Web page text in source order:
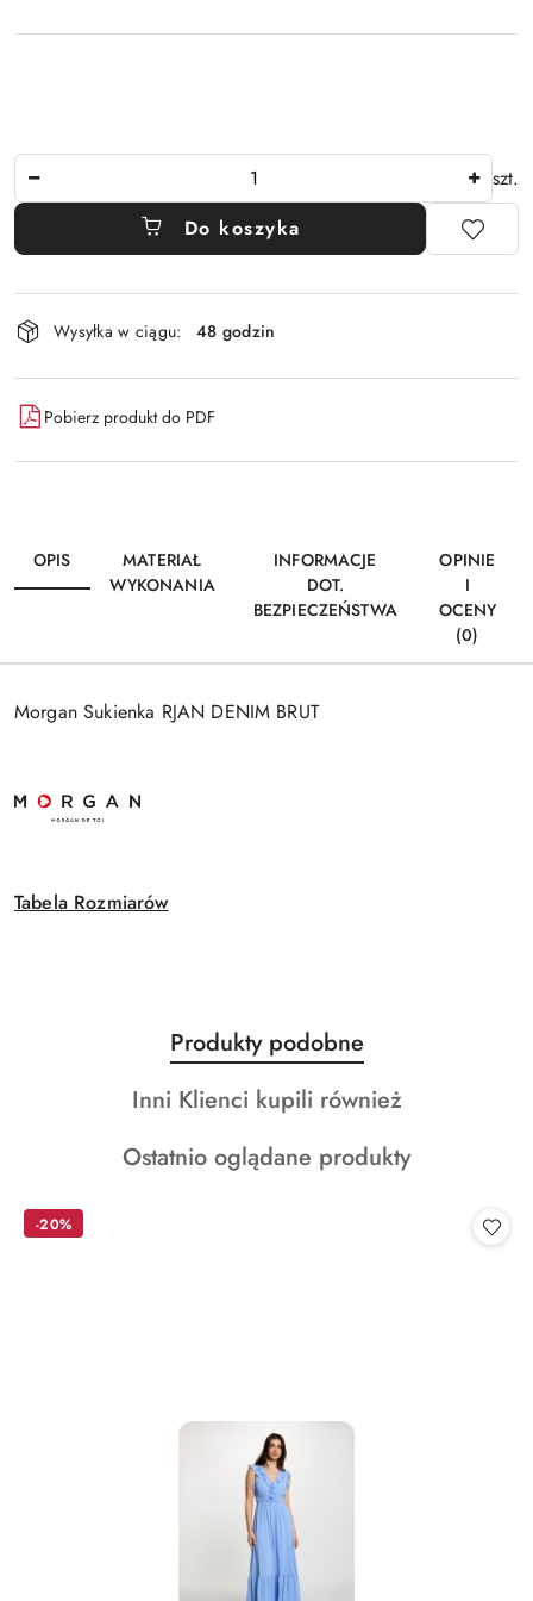
szt.
Do koszyka
Dostępność
i
dostawa
Wysyłka w ciągu: 48 godzin
Pobierz produkt do PDF
OPIS
MATERIAŁ
WYKONANIA
INFORMACJE
DOT.
BEZPIECZEŃSTWA
OPINIE
I
OCENY
(0)
Morgan Sukienka RJAN DENIM BRUT
Tabela Rozmiarów
Pomiń karuzelę produktów
Produkty
o
statusie:
Produkty podobne
Produkty
statusie:
Inni Klienci kupili również
Produkty
Ostatnio oglądane produkty
-20%